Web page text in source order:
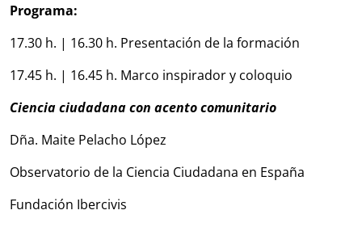
Programa:
17.30 h. | 16.30 h. Presentación de la formación
17.45 h. | 16.45 h. Marco inspirador y coloquio
Ciencia ciudadana con acento comunitario
Dña. Maite Pelacho López
Observatorio de la Ciencia Ciudadana en España
Fundación Ibercivis